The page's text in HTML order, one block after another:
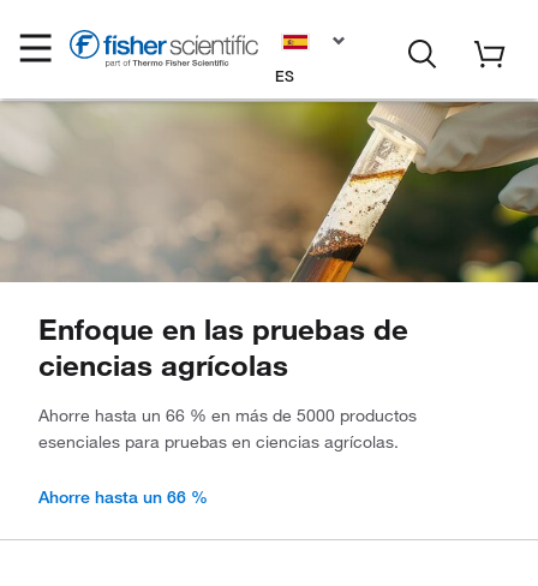
ES
Enfoque en las pruebas de
ciencias agrícolas
Ahorre hasta un 66 % en más de 5000 productos
esenciales para pruebas en ciencias agrícolas.
Ahorre hasta un 66 %